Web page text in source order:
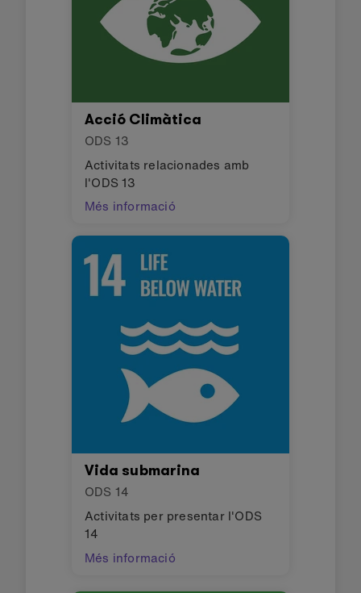
Acció Climàtica
ODS 13
Activitats relacionades amb
l'ODS 13
Més informació
Vida submarina
ODS 14
Activitats per presentar l'ODS
14
Més informació